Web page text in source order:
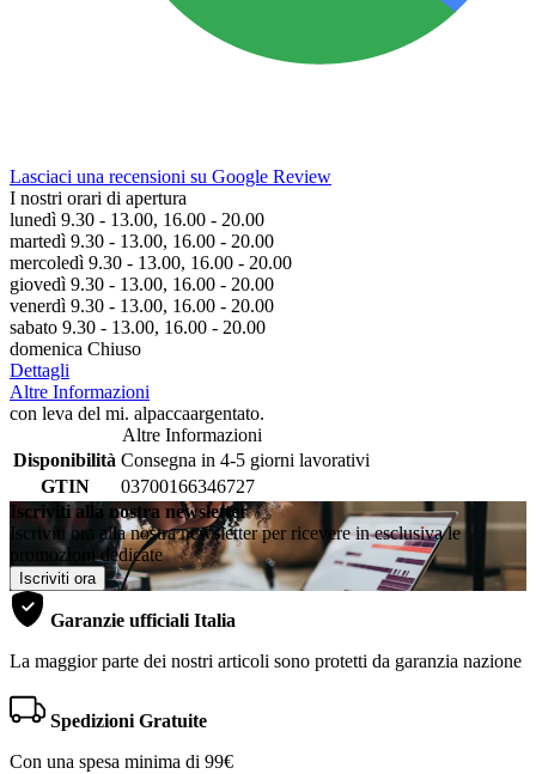
Lasciaci una recensioni su Google Review
I nostri orari di apertura
lunedì 9.30 - 13.00, 16.00 - 20.00
martedì 9.30 - 13.00, 16.00 - 20.00
mercoledì 9.30 - 13.00, 16.00 - 20.00
giovedì 9.30 - 13.00, 16.00 - 20.00
venerdì 9.30 - 13.00, 16.00 - 20.00
sabato 9.30 - 13.00, 16.00 - 20.00
domenica Chiuso
Dettagli
Altre Informazioni
con leva del mi. alpaccaargentato.
Altre Informazioni
Disponibilità Consegna in 4-5 giorni lavorativi
GTIN
03700166346727
Iscriviti alla nostra newsletter
Iscriviti ora alla nostra newsletter per ricevere in esclusiva le
promozioni dedicate
Iscriviti ora
Garanzie ufficiali Italia
La maggior parte dei nostri articoli sono protetti da garanzia nazione
Spedizioni Gratuite
Con una spesa minima di 99€